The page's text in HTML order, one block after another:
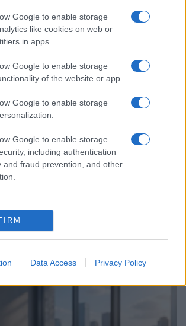
Google to enable storage
like cookies on web or
in apps.
Google to enable storage
of the website or app.
Google to enable storage
Google to enable storage
including authentication
and fraud prevention, and other
Data Access Privacy Policy
leggere